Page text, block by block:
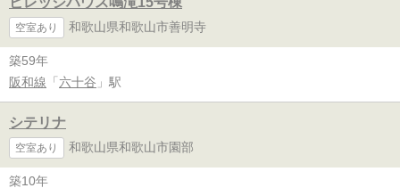
空室あり 和歌山県和歌山市善明寺
築59年
阪和線 「 六十谷 」駅
シテリナ
空室あり 和歌山県和歌山市園部
築10年